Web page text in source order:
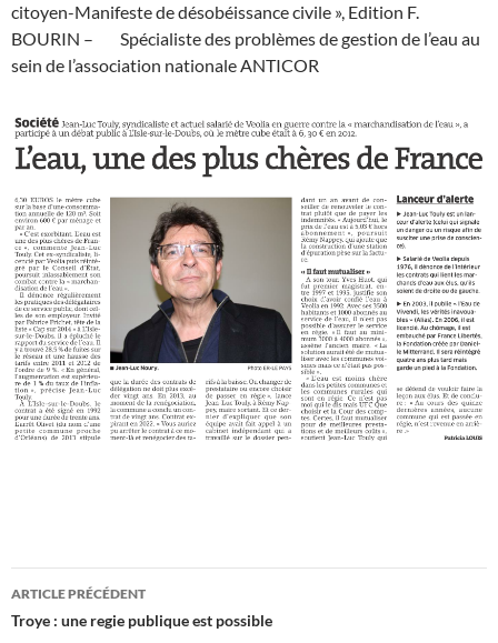
citoyen-Manifeste de désobéissance civile », Edition F.
BOURIN – Spécialiste des problèmes de gestion de l’eau au
sein de l’association nationale ANTICOR
Navigation
des
ARTICLE PRÉCÉDENT
Troye : une regie publique est possible